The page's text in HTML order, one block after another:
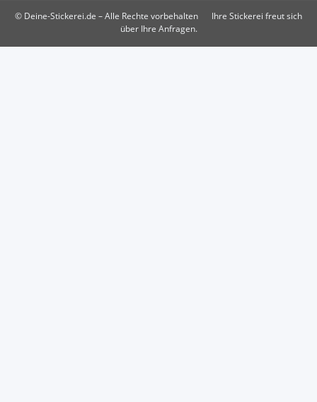
© Deine-Stickerei.de – Alle Rechte vorbehalten
Ihre Stickerei freut sich
über Ihre Anfragen.